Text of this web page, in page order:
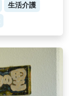
生活介護